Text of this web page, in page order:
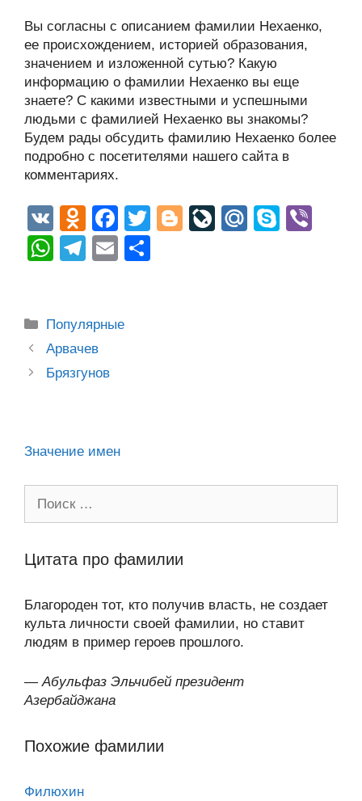
Вы согласны с описанием фамилии Нехаенко,
ее происхождением, историей образования,
значением и изложенной сутью? Какую
информацию о фамилии Нехаенко вы еще
знаете? С какими известными и успешными
людьми с фамилией Нехаенко вы знакомы?
Будем рады обсудить фамилию Нехаенко более
подробно с посетителями нашего сайта в
комментариях.
V
K
O
d
n
kl
a
ss
F
a
c
b
T
Bl Li
M S
W
s
A
p
T
gr
a
m
E
Рубрики
Популярные
Post
navigation
Арвачев
Брязгунов
Значение имен
Цитата про фамилии
Благороден тот, кто получив власть, не создает
культа личности своей фамилии, но ставит
людям в пример героев прошлого.
— Абульфаз Эльчибей президент
Азербайджана
Похожие фамилии
Филюхин